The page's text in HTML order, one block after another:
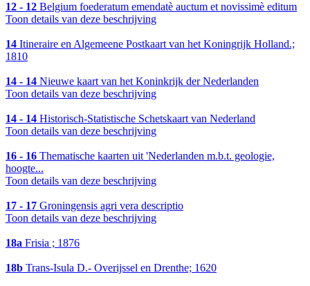
12 - 12 Belgium foederatum emendatè auctum et novissimè editum
Toon details van deze beschrijving
14 Itineraire en Algemeene Postkaart van het Koningrijk Holland.;
1810
14 - 14 Nieuwe kaart van het Koninkrijk der Nederlanden
Toon details van deze beschrijving
14 - 14 Historisch-Statistische Schetskaart van Nederland
Toon details van deze beschrijving
16 - 16 Thematische kaarten uit 'Nederlanden m.b.t. geologie,
hoogte...
Toon details van deze beschrijving
17 - 17 Groningensis agri vera descriptio
Toon details van deze beschrijving
18a Frisia ; 1876
18b Trans-Isula D.- Overijssel en Drenthe; 1620